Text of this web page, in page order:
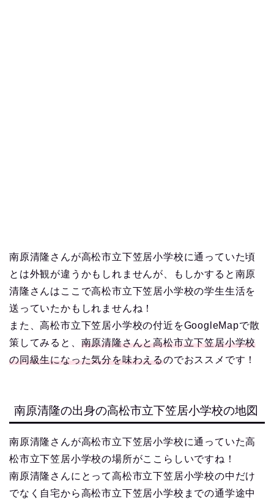
南原清隆さんが高松市立下笠居小学校に通っていた頃
とは外観が違うかもしれませんが、もしかすると南原
清隆さんはここで高松市立下笠居小学校の学生生活を
送っていたかもしれませんね！
また、高松市立下笠居小学校の付近をGoogleMapで散
策してみると、 南原清隆さんと高松市立下笠居小学校
の同級生になった気分を味わえるのでおススメです！
南原清隆の出身の高松市立下笠居小学校の地図
南原清隆さんが高松市立下笠居小学校に通っていた高
松市立下笠居小学校の場所がここらしいですね！
南原清隆さんにとって高松市立下笠居小学校の中だけ
でなく自宅から高松市立下笠居小学校までの通学途中